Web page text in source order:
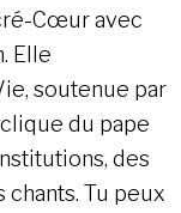
Cœur avec
Elle
soutenue par
du pape
des
Tu peux